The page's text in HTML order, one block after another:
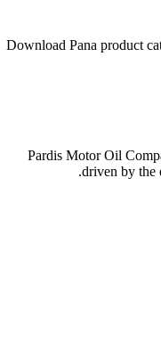
Download Pana product
Pardis Motor Oil
driven by